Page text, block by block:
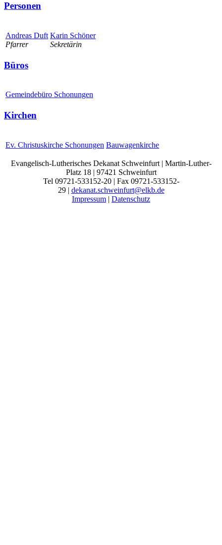
Personen
Andreas Duft
Pfarrer
Karin Schöner
Sekretärin
Büros
Gemeindebüro Schonungen
Kirchen
Ev. Christuskirche Schonungen Bauwagenkirche
Evangelisch-Lutherisches Dekanat Schweinfurt | Martin-Luther-
Platz 18 | 97421 Schweinfurt
Tel 09721-533152-20 | Fax 09721-533152-
29 | dekanat.schweinfurt@elkb.de
Impressum | Datenschutz